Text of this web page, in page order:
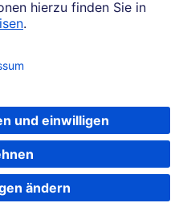
Bank die Rede ist, bezieht
Bank AG, Taunusanlage 12, 60325
Main